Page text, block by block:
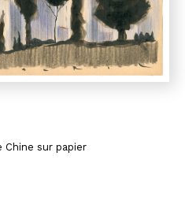
Chine sur papier